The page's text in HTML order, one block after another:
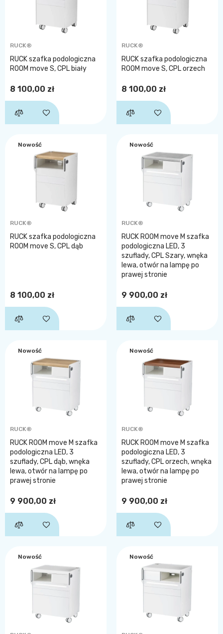
RUCK®
RUCK szafka podologiczna
ROOM move S, CPL biały
8 100,00 zł
RUCK®
RUCK szafka podologiczna
ROOM move S, CPL orzech
8 100,00 zł
Nowość
RUCK®
RUCK szafka podologiczna
ROOM move S, CPL dąb
8 100,00 zł
Nowość
RUCK®
RUCK ROOM move M szafka
podologiczna LED, 3
szuflady, CPL Szary, wnęka
lewa, otwór na lampę po
prawej stronie
9 900,00 zł
Nowość
RUCK®
RUCK ROOM move M szafka
podologiczna LED, 3
szuflady, CPL dąb, wnęka
lewa, otwór na lampę po
prawej stronie
9 900,00 zł
Nowość
RUCK®
RUCK ROOM move M szafka
podologiczna LED, 3
szuflady, CPL orzech, wnęka
lewa, otwór na lampę po
prawej stronie
9 900,00 zł
Nowość Nowość